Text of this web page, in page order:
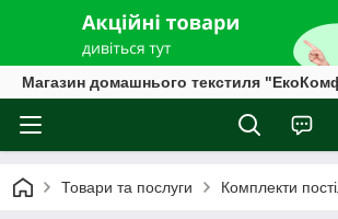
Магазин домашнього текстиля
Товари та послуги Комплекти